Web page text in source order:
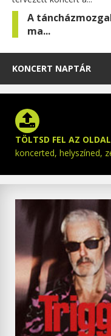
A
ma...
KONCERT NAPTÁR
TÖLTSD FEL AZ
koncerted, helyszíned,